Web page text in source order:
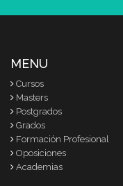
MENU
Cursos
Masters
Postgrados
Grados
Formación Profesional
Oposiciones
Academias